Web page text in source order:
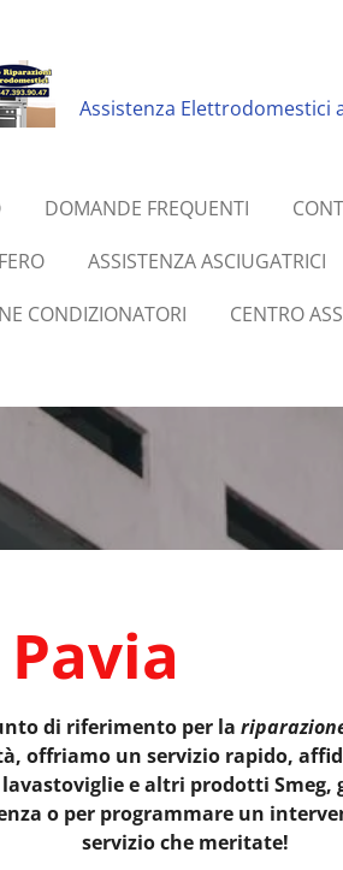
Assistenza Elettrodomestici
DOMANDE FREQUENTI
ASSISTENZA ASCIUGATRICI
CONDIZIONATORI
CENTRO
di riferimento per la
offriamo un servizio rapido,
e altri prodotti
o per programmare un
servizio che meritate!